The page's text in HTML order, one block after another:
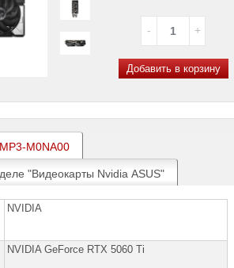
Добавить в корзину
M0NA00
"Видеокарты Nvidia ASUS"
NVIDIA
NVIDIA GeForce RTX 5060 Ti